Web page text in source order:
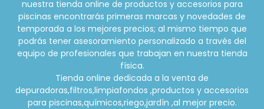
nuestra tienda online de productos y accesorios para
piscinas encontrarás primeras marcas y novedades de
temporada a los mejores precios; al mismo tiempo que
podrás tener asesoramiento personalizado a través del
equipo de profesionales que trabajan en nuestra tienda
física.
Tienda online dedicada a la venta de
depuradoras,filtros,limpiafondos ,productos y accesorios
para piscinas,químicos,riego,jardín ,al mejor precio.